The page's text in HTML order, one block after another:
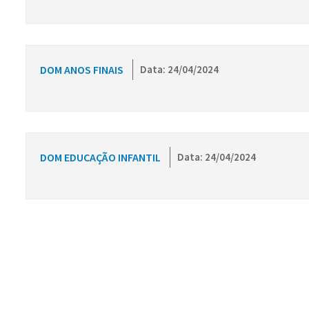
DOM ANOS FINAIS Data: 24/04/2024
DOM EDUCAÇÃO INFANTIL Data: 24/04/2024